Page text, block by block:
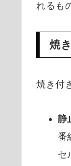
れるも
焼
焼き付
静
番
セ